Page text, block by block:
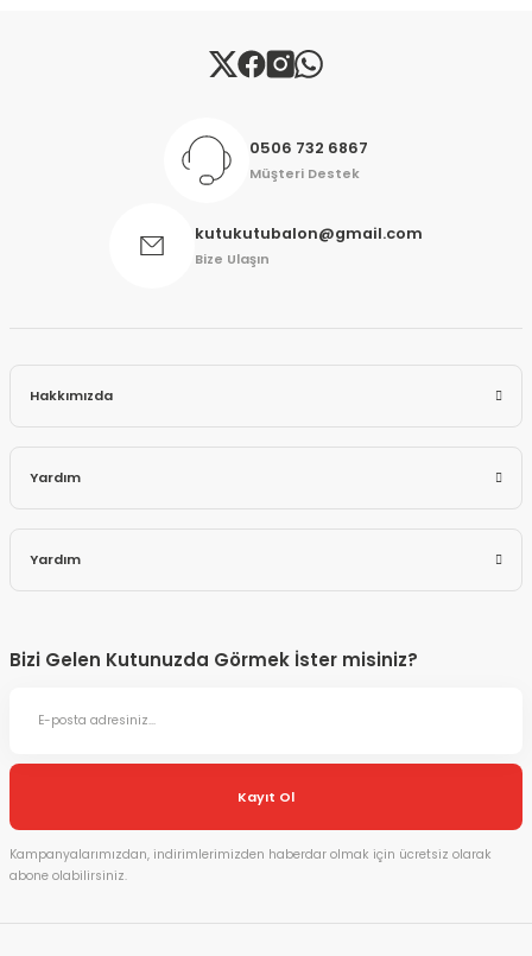
Gönder
0506 732 6867
Müşteri Destek
kutukutubalon@gmail.com
Bize Ulaşın
Hakkımızda
Yardım
Yardım
Bizi Gelen Kutunuzda Görmek İster misiniz?
Kayıt Ol
Kampanyalarımızdan, indirimlerimizden haberdar olmak için ücretsiz olarak
abone olabilirsiniz.